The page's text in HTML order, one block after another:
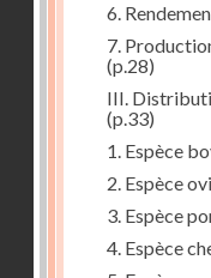
6.
7.
(p.28)
III.
(p.33)
1. Espèce
2. Espèce
3. Espèce
4. Espèce